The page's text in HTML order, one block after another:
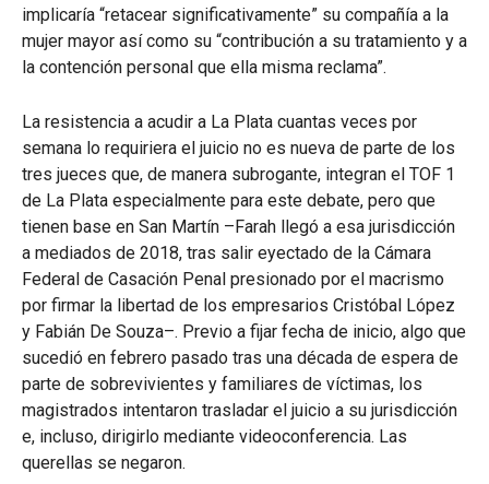
implicaría “retacear significativamente” su compañía a la
mujer mayor así como su “contribución a su tratamiento y a
la contención personal que ella misma reclama”.
La resistencia a acudir a La Plata cuantas veces por
semana lo requiriera el juicio no es nueva de parte de los
tres jueces que, de manera subrogante, integran el TOF 1
de La Plata especialmente para este debate, pero que
tienen base en San Martín –Farah llegó a esa jurisdicción
a mediados de 2018, tras salir eyectado de la Cámara
Federal de Casación Penal presionado por el macrismo
por firmar la libertad de los empresarios Cristóbal López
y Fabián De Souza–. Previo a fijar fecha de inicio, algo que
sucedió en febrero pasado tras una década de espera de
parte de sobrevivientes y familiares de víctimas, los
magistrados intentaron trasladar el juicio a su jurisdicción
e, incluso, dirigirlo mediante videoconferencia. Las
querellas se negaron.